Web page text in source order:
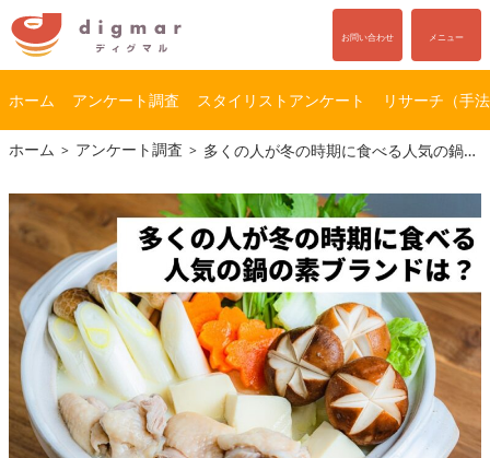
コ
ン
ン
ツ
キ
ナ
ビ
ー
シ
に
お問い合わせ メニュー
ホーム アンケート調査 スタイリストアンケート リサーチ（手
ホーム アンケート調査 多くの人が冬の時期に食べる人気の鍋の素ブランドは？｜鍋料理の実態調査